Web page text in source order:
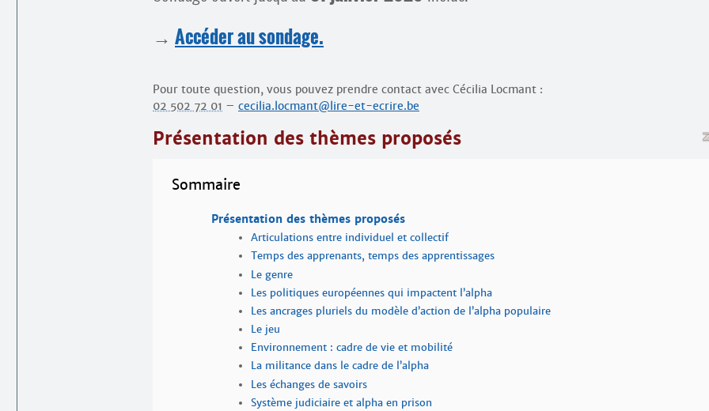
→ Accéder au sondage.
Pour toute question, vous pouvez prendre contact avec Cécilia Locmant :
02 502 72 01 – cecilia.locmant@lire-et-ecrire.be
Présentation des thèmes proposés
Sommaire
Présentation des thèmes proposés
Articulations entre individuel et collectif
Temps des apprenants, temps des apprentissages
Le genre
Les politiques européennes qui impactent l’alpha
Les ancrages pluriels du modèle d’action de l’alpha populaire
Le jeu
Environnement : cadre de vie et mobilité
La militance dans le cadre de l’alpha
Les échanges de savoirs
Système judiciaire et alpha en prison